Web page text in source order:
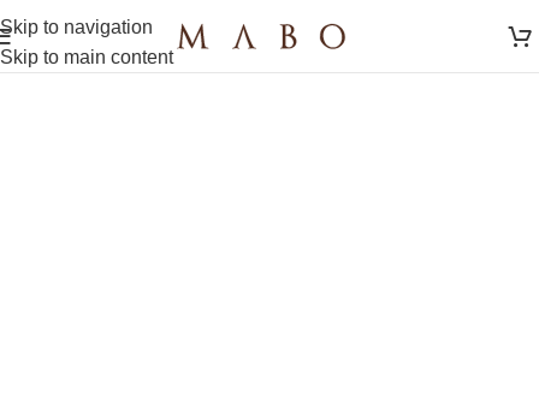
Skip to navigation
Skip to main content